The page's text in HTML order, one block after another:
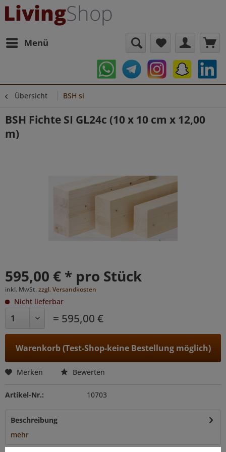
Menü
Übersicht BSH si
BSH Fichte SI GL24c (10 x 10 cm x 12,00
m)
595,00 € * pro Stück
inkl. MwSt. zzgl. Versandkosten
Nicht lieferbar
= 595,00 €
Warenkorb (Test-Shop-keine Bestellung möglich)
Merken Bewerten
Artikel-Nr.: 10703
Beschreibung
mehr